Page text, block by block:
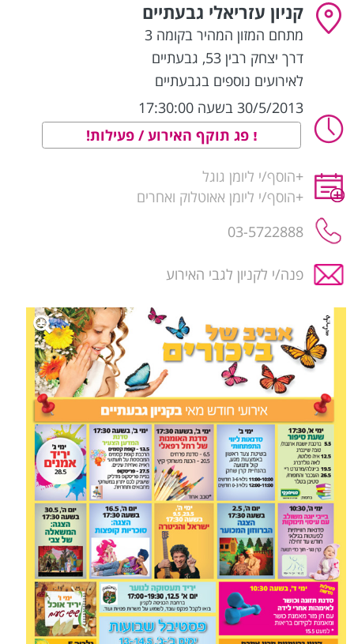
קניון עזריאלי גבעתיים
מתחם המזון המהיר בקומה 3
דרך יצחק רבין 53
, גבעתיים
לאירועים נוספים בגבעתיים
30/5/2013 בשעה 17:30:00
פג תוקף האירוע / פעילות!
+הוסף/י ליומן גוגל
+הוסף/י ליומן אאוטלוק ואחרים
03-5722888
פנה/י לקניון לגבי האירוע